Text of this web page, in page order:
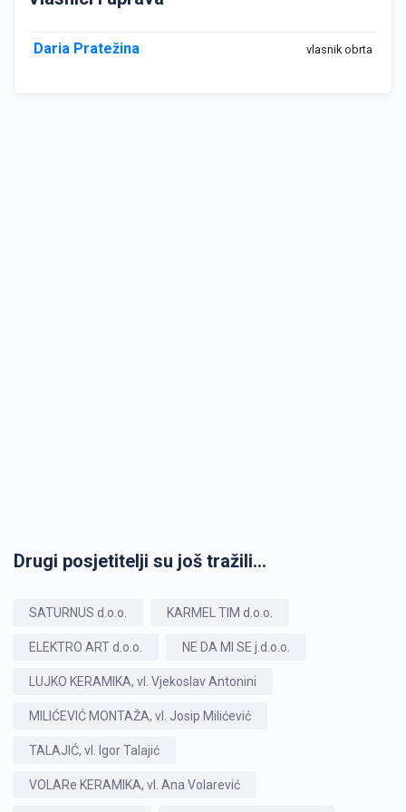
Daria Pratežina vlasnik obrta
Drugi posjetitelji su još tražili...
SATURNUS d.o.o. KARMEL TIM d.o.o.
ELEKTRO ART d.o.o. NE DA MI SE j.d.o.o.
LUJKO KERAMIKA, vl. Vjekoslav Antonini
MILIĆEVIĆ MONTAŽA, vl. Josip Milićević
TALAJIĆ, vl. Igor Talajić
VOLARe KERAMIKA, vl. Ana Volarević